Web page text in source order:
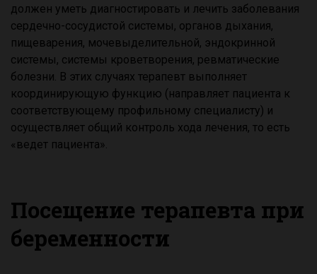
должен уметь диагностировать и лечить заболевания
сердечно-сосудистой системы, органов дыхания,
пищеварения, мочевыделительной, эндокринной
системы, системы кроветворения, ревматические
болезни. В этих случаях терапевт выполняет
координирующую функцию (направляет пациента к
соответствующему профильному специалисту) и
осуществляет общий контроль хода лечения, то есть
«ведет пациента».
Посещение терапевта при
беременности